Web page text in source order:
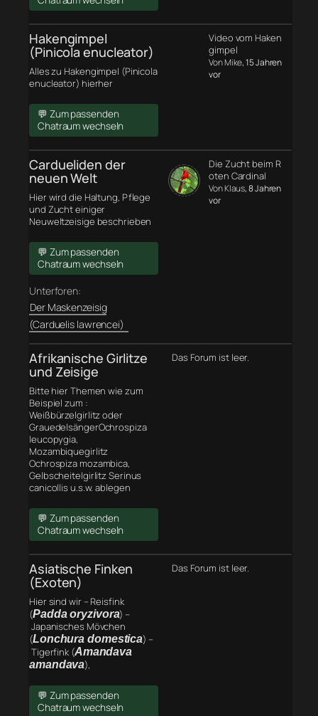
Hakengimpel
(Pinicola enucleator)
Alles zu Hakengimpel (Pinicola
enucleator) hierher
💬 Zum passenden
Chatraum wechseln
Video vom Haken
gimpel
Von Mike, 15 Jahren
vor
Cardueliden der
neuen Welt
Hier wird die Haltung, Pflege
und Zucht einiger
Neuweltzeisige beschrieben
💬 Zum passenden
Chatraum wechseln
Unterforen:
Der Maskenzeisig
(Carduelis lawrencei)
Die Zucht beim R
oten Cardinal
Von Klaus, 8 Jahren
vor
Afrikanische Girlitze
und Zeisige
Bitte hier Themen wie zum
Beispiel zum :
Weißbürzelgirlitz oder
GrauedelsängerOchrospiza
leucopygia,
Mozambiquegirlitz
Ochrospiza mozambica,
Gelbscheitelgirlitz Serinus
canicollis u.s.w. ablegen
💬 Zum passenden
Chatraum wechseln
Das Forum ist leer.
Asiatische Finken
(Exoten)
Hier sind wir – Reisfink
(Padda oryzivora) –
Japanisches Mövchen
(Lonchura domestica) –
Tigerfink (Amandava
amandava),
💬 Zum passenden
Chatraum wechseln
Das Forum ist leer.